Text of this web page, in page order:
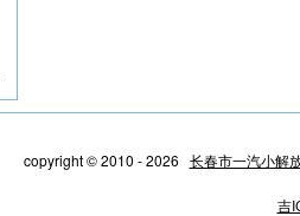
copyright © 2010 - 2026 长春市一汽小解
吉